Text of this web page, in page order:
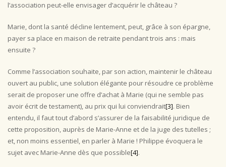
l’association peut-elle envisager d’acquérir le château ?
Marie, dont la santé décline lentement, peut, grâce à son épargne,
payer sa place en maison de retraite pendant trois ans : mais
ensuite ?
Comme l’association souhaite, par son action, maintenir le château
ouvert au public, une solution élégante pour résoudre ce problème
serait de proposer une offre d’achat à Marie (qui ne semble pas
avoir écrit de testament), au prix qui lui conviendrait[3]. Bien
entendu, il faut tout d’abord s’assurer de la faisabilité juridique de
cette proposition, auprès de Marie-Anne et de la juge des tutelles ;
et, non moins essentiel, en parler à Marie ! Philippe évoquera le
sujet avec Marie-Anne dès que possible[4].